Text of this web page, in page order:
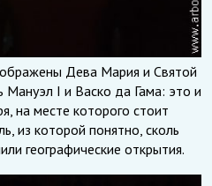
Дева Мария и Святой
Мануэл I и Васко да Гама: это и
на месте которого стоит
из которой понятно, сколь
географические открытия.